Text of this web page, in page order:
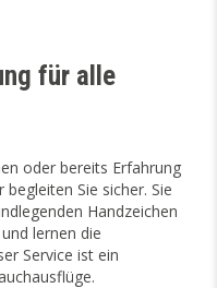
für alle
oder bereits Erfahrung
Sie sicher. Sie
Handzeichen
lernen die
Service ist ein